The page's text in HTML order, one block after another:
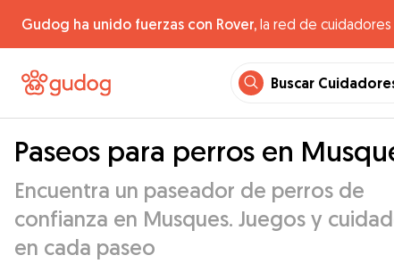
Gudog ha unido fuerzas con Rover, la red de
Buscar
Paseos para perros en
Encuentra un paseador de perros de
confianza en Musques. Juegos y
en cada paseo